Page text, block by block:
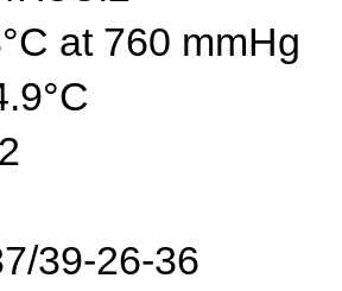
at 760 mmHg
39-26-36